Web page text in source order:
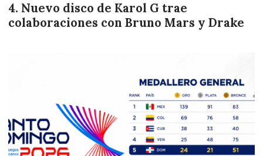
Nuevo disco de Karol G trae
colaboraciones con Bruno Mars y Drake